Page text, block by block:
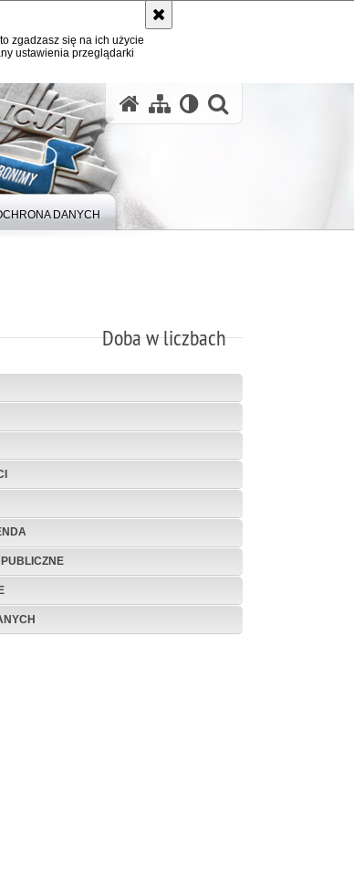
zgadzasz się na ich użycie
ustawienia przeglądarki
DANYCH
Doba w liczbach